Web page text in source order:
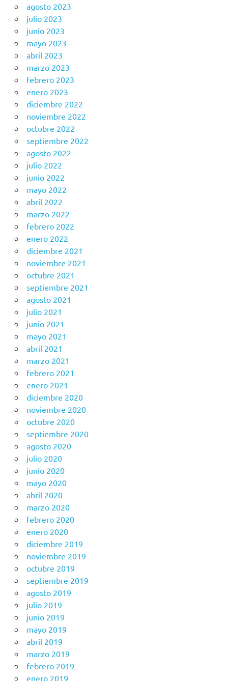
agosto 2023
julio 2023
junio 2023
mayo 2023
abril 2023
marzo 2023
febrero 2023
enero 2023
diciembre 2022
noviembre 2022
octubre 2022
septiembre 2022
agosto 2022
julio 2022
junio 2022
mayo 2022
abril 2022
marzo 2022
febrero 2022
enero 2022
diciembre 2021
noviembre 2021
octubre 2021
septiembre 2021
agosto 2021
julio 2021
junio 2021
mayo 2021
abril 2021
marzo 2021
febrero 2021
enero 2021
diciembre 2020
noviembre 2020
octubre 2020
septiembre 2020
agosto 2020
julio 2020
junio 2020
mayo 2020
abril 2020
marzo 2020
febrero 2020
enero 2020
diciembre 2019
noviembre 2019
octubre 2019
septiembre 2019
agosto 2019
julio 2019
junio 2019
mayo 2019
abril 2019
marzo 2019
febrero 2019
enero 2019